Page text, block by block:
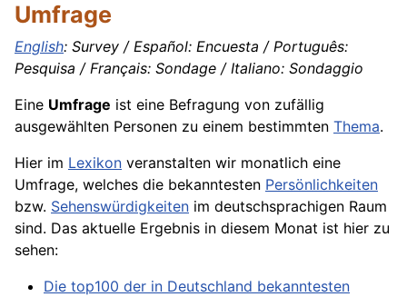
Umfrage
English: Survey / Español: Encuesta / Português:
Pesquisa / Français: Sondage / Italiano: Sondaggio
Eine Umfrage ist eine Befragung von zufällig
ausgewählten Personen zu einem bestimmten Thema.
Hier im Lexikon veranstalten wir monatlich eine
Umfrage, welches die bekanntesten Persönlichkeiten
bzw. Sehenswürdigkeiten im deutschsprachigen Raum
sind. Das aktuelle Ergebnis in diesem Monat ist hier zu
sehen:
Die top100 der in Deutschland bekanntesten